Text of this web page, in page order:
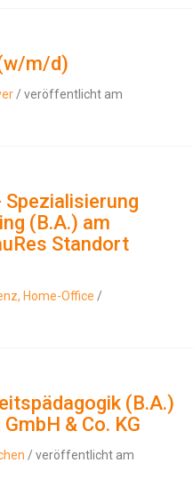
m/d)
/ veröffentlicht am
Spezialisierung
(B.A.) am
Standort
Home-Office /
(B.A.)
& Co. KG
/ veröffentlicht am